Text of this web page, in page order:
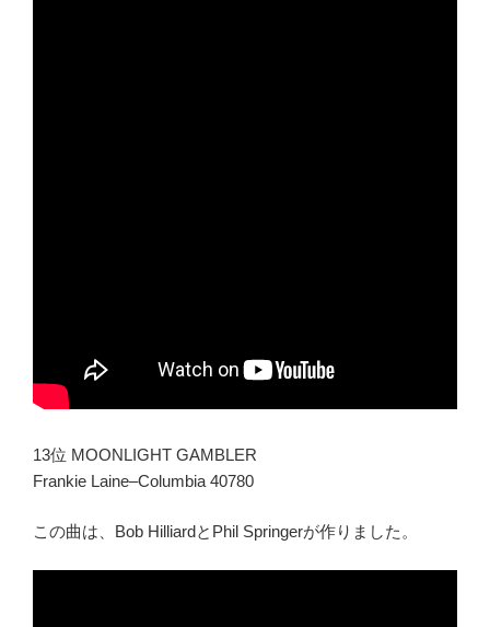
13位 MOONLIGHT GAMBLER
Frankie Laine–Columbia 40780
この曲は、Bob HilliardとPhil Springerが作りました。